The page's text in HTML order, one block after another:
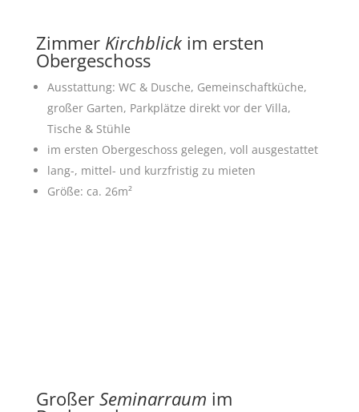
Zimmer Kirchblickim ersten
Obergeschoss
Ausstattung: WC & Dusche, Gemeinschaftküche,
großer Garten, Parkplätze direkt vor der Villa,
Tische & Stühle
im ersten Obergeschoss gelegen, voll ausgestattet
lang-, mittel- und kurzfristig zu mieten
Größe: ca. 26m²
Großer Seminarraum im